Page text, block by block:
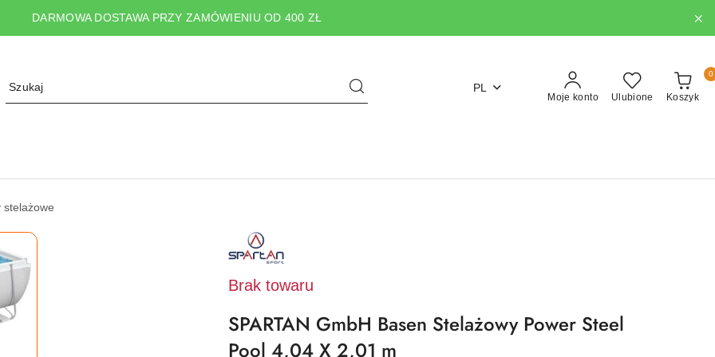
DARMOWA DOSTAWA PRZY ZAMÓWIENIU OD 400 ZŁ
PL
Moje konto Ulubione Koszyk
0
stelażowe
NAZWA
PRODUCENTA:
SPARTAN
Brak towaru
SPARTAN GmbH Basen Stelażowy Power Steel
Pool 4,04 X 2,01 m